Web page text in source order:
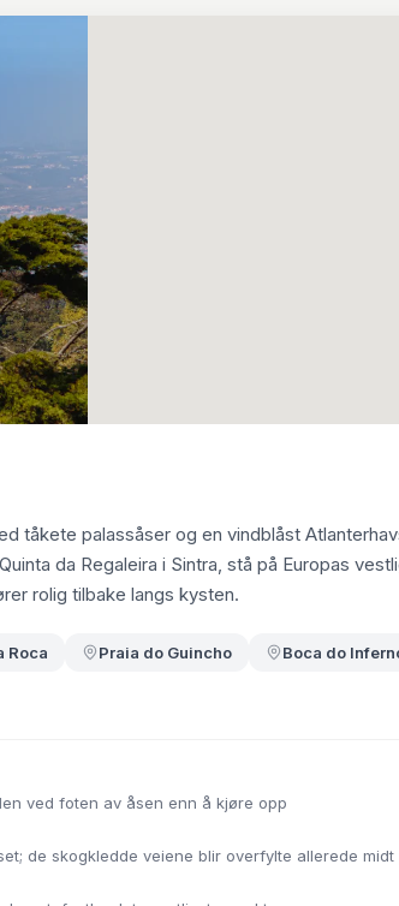
tåkete palassåser og en vindblåst
da Regaleira i Sintra, stå på Europas
rolig tilbake langs kysten.
Roca Praia do Guincho
Boca do
ved foten av åsen enn å kjøre opp
de skogkledde veiene blir overfylte allerede